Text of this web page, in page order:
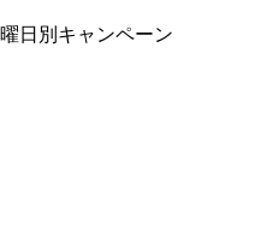
曜日別キャンペーン